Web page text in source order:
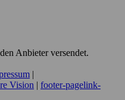
Anbieter versendet.
Vision
footer-pagelink-